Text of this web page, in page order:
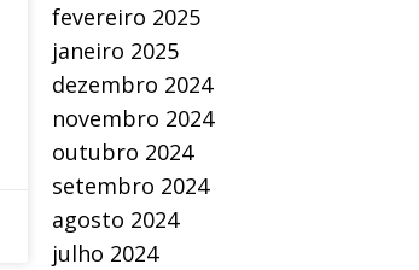
fevereiro 2025
janeiro 2025
dezembro 2024
novembro 2024
outubro 2024
setembro 2024
agosto 2024
julho 2024